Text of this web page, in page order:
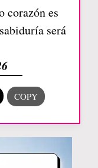
corazón es
será